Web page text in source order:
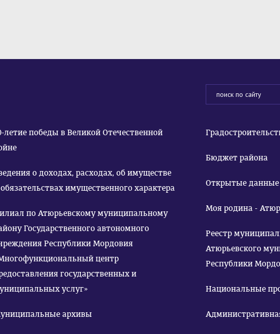
летие победы в Великой Отечественной
о доходах, расходах, об имуществе
имущественного характера
по Атюрьевскому муниципальному
Государственного автономного
Республики Мордовия
центр
государственных и
услуг»
архивы
Бюджет района
Открытые данные
Моя родина -
Реестр
Атюрьевского
Республики
Национальные